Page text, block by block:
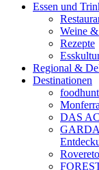
Essen und
Weine
Rezepte
Regional &
Destinationen
DAS